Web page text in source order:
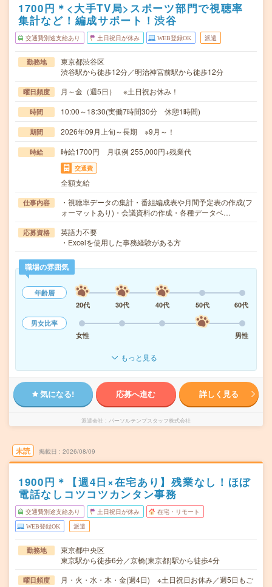
1700円＊<大手TV局>スポーツ部門で視聴率
集計など！編成サポート！渋谷
交通費別途支給あり 土日祝日が休み WEB登録OK 派遣
勤務地
東京都渋谷区
渋谷駅から徒歩12分／明治神宮前駅から徒歩12分
曜日頻度 月～金（週5日） ※土日祝お休み！
時間 10:00～18:30(実働7時間30分 休憩1時間)
期間 2026年09月上旬～長期 ※9月～！
時給 時給1700円 月収例 255,000円+残業代
交通費
全額支給
仕事内容
・視聴率データの集計・番組編成表や月間予定表の作成(フ
ォーマットあり)・会議資料の作成・各種データベ…
応募資格
英語力不要
・Excelを使用した事務経験がある方
職場の雰囲気
年齢層
20代
30代 40代 50代
60代
男女比率
女性
男性
もっと見る
気になる! 応募へ進む 詳しく見る
派遣会社 パーソルテンプスタッフ株式会社
未読 掲載日 2026/08/09
1900円＊【週4日×在宅あり】残業なし！ほぼ
電話なしコツコツカンタン事務
交通費別途支給あり 土日祝日が休み 在宅・リモート
WEB登録OK 派遣
勤務地
東京都中央区
東京駅から徒歩6分／京橋(東京都)駅から徒歩4分
曜日頻度
月・火・水・木・金(週4日) ※土日祝日お休み／週5日もご